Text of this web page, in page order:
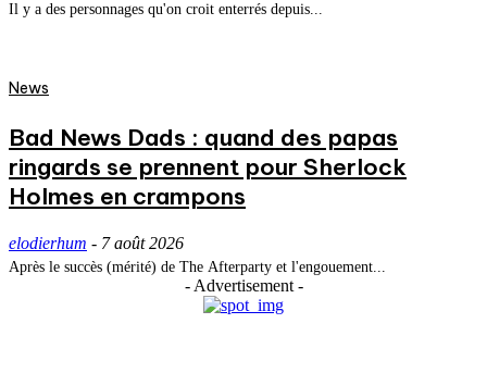
Il y a des personnages qu'on croit enterrés depuis...
News
Bad News Dads : quand des papas
ringards se prennent pour Sherlock
Holmes en crampons
elodierhum - 7 août 2026
Après le succès (mérité) de The Afterparty et l'engouement...
- Advertisement -